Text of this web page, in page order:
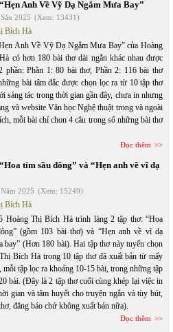
Anh Về Vỹ Dạ Ngắm Mưa Bay”
2025 (Xem: 13431)
Bích Hà
Anh Về Vỹ Dạ Ngắm Mưa Bay” của Hoàng
có hơn 180 bài thơ dài ngắn khác nhau được
phần: Phần 1: 80 bài thơ, Phần 2: 116 bài thơ
bài tâm đắc được chọn lọc ra từ 10 tập thơ
sáng tác trong thời gian gần đây, chưa in nhưng
và website Văn học Nghệ thuật trong và ngoài
mỗi bài chỉ chon 4 câu trong số những bài thơ
Đọc thêm
tím sầu đông” và “Hẹn anh về vĩ dạ
2025 (Xem: 15249)
Bích Hà
Hoàng Thị Bích Hà trình làng 2 tập thơ: “Hoa
(gồm 103 bài thơ) và “Hẹn anh về vĩ dạ
bay” (Hơn 180 bài). Hai tập thơ này tuyển chọn
Bích Hà trong 10 tập thơ đã xuất bản từ mấy
tập lọc ra khoảng 10-15 bài, trong những tập
bài. (Đây là 2 tập thơ cuối cùng khép lại việc in
gian và tâm huyết cho truyện ngắn và tùy bút,
đăng báo chứ không xuất bản nữa).
Đọc thêm